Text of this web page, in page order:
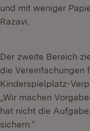
und mit weniger
Razavi.
Der zweite Bereich
die Vereinfachungen
Kinderspielplatz-
„Wir machen
hat nicht die
sichern.“